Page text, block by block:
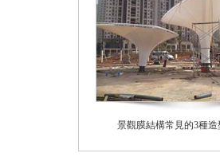
景觀膜結構常見的3種